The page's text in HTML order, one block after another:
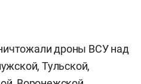
дроны ВСУ над
Тульской,